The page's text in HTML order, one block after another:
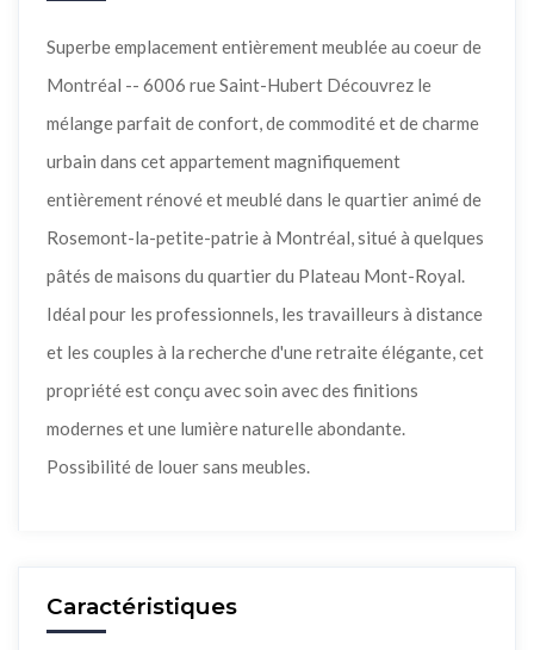
Superbe emplacement entièrement meublée au coeur de
Montréal -- 6006 rue Saint-Hubert Découvrez le
mélange parfait de confort, de commodité et de charme
urbain dans cet appartement magnifiquement
entièrement rénové et meublé dans le quartier animé de
Rosemont-la-petite-patrie à Montréal, situé à quelques
pâtés de maisons du quartier du Plateau Mont-Royal.
Idéal pour les professionnels, les travailleurs à distance
et les couples à la recherche d'une retraite élégante, cet
propriété est conçu avec soin avec des finitions
modernes et une lumière naturelle abondante.
Possibilité de louer sans meubles.
Caractéristiques